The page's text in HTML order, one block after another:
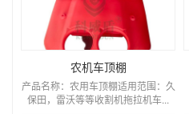
农机车顶棚
产品名称：农用车顶棚适用范围：久
保田，雷沃等等收割机拖拉机车...